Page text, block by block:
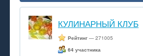
КУЛИНАРНЫЙ КЛУБ
Рейтинг — 271005
64 участника